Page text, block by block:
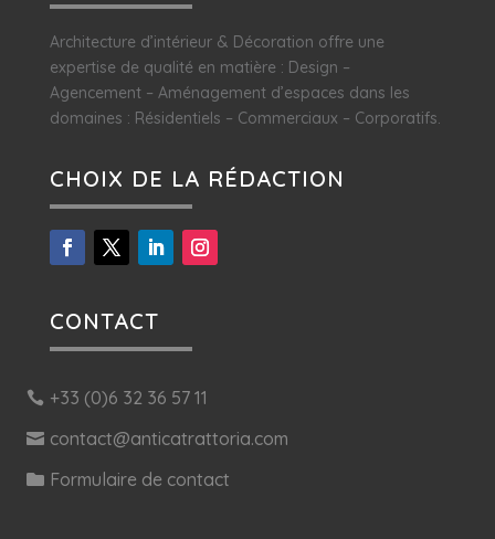
Architecture d’intérieur & Décoration offre une
expertise de qualité en matière : Design –
Agencement – Aménagement d’espaces dans les
domaines : Résidentiels – Commerciaux – Corporatifs.
CHOIX DE LA RÉDACTION
CONTACT
+33 (0)6 32 36 57 11
contact@anticatrattoria.com
Formulaire de contact